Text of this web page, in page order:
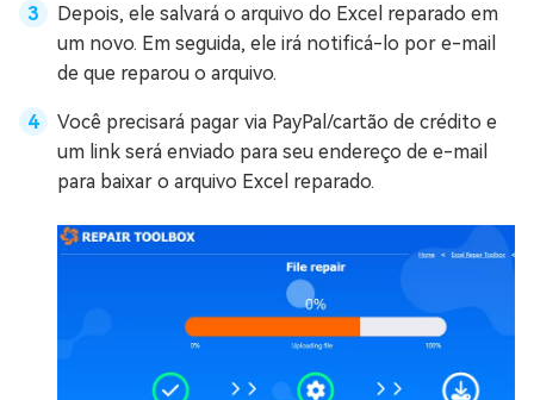
Depois, ele salvará o arquivo do Excel reparado em
um novo. Em seguida, ele irá notificá-lo por e-mail
de que reparou o arquivo.
Você precisará pagar via PayPal/cartão de crédito e
um link será enviado para seu endereço de e-mail
para baixar o arquivo Excel reparado.